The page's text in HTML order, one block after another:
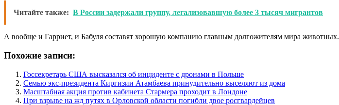
Читайте также: В России задержали группу, легализовавшую более 3 тысяч мигрантов
А вообще и Гарриет, и Бабуля составят хорошую компанию главным долгожителям мира животных.
Похожие записи:
Госсекретарь США высказался об инциденте с дронами в Польше
Семью экс-президента Киргизии Атамбаева принудительно выселяют из дома
Масштабная акция против кабинета Стармера проходит в Лондоне
При взрыве на жд путях в Орловской области погибли двое росгвардейцев